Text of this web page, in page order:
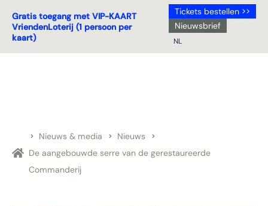
Gratis toegang met VIP-KAART
VriendenLoterij (1 persoon per
kaart)
Tickets bestellen >>
Nieuwsbrief
NL
Nieuws & media
Nieuws
De aangebouwde serre van de gerestaureerde
Commanderij